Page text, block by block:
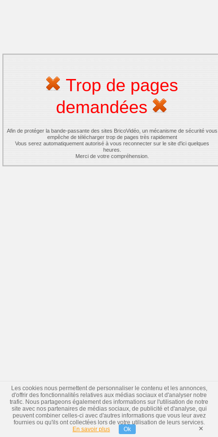
Trop de pages
demandées
Afin de protéger la bande-passante des sites BricoVidéo, un mécanisme de sécurité vous
empêche de télécharger trop de pages très rapidement
Vous serez automatiquement autorisé à vous reconnecter sur le site d'ici quelques
heures.
Merci de votre compréhension.
Les cookies nous permettent de personnaliser le contenu et les annonces,
d'offrir des fonctionnalités relatives aux médias sociaux et d'analyser notre
trafic. Nous partageons également des informations sur l'utilisation de notre
site avec nos partenaires de médias sociaux, de publicité et d'analyse, qui
peuvent combiner celles-ci avec d'autres informations que vous leur avez
fournies ou qu'ils ont collectées lors de votre utilisation de leurs services.
En savoir plus
Ok ×